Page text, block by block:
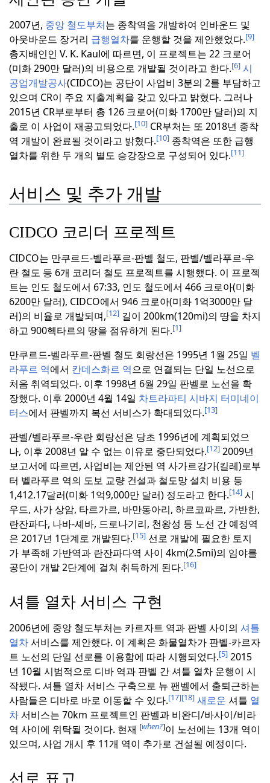
2007년, 중앙 철도부처는 종착역을 개발하여 인바운드 및
아웃바운드 장거리 급행열차를 운행할 것을 제안했었다.[9]
총지배인인 V. K. Kaul에 따르면, 이 프로젝트는 22 크로어
(미화 290만 달러)의 비용으로 개발될 것이라고 한다.[6] 시
공업개발공사(CIDCO)는 공단이 사업비 3분의 2를 부담하고
있으며 CR이 주요 지출계획을 갖고 있다고 밝혔다. 그러나
2015년 CR부로부터 총 126 크로어(미화 1700만 달러)의 지
출로 이 사업이 재공고되었다.[10] CR부처는 또 2018년 종착
역 개발이 완료될 것이라고 밝혔다.[10] 종착역은 또한 급행
열차를 위한 두 개의 별도 승강장으로 구성되어 있다.[11]
서비스 및 추가 개발
CIDCO 코리더 프로젝트
CIDCO는 만쿠르드-벨라푸르-판벨 철도, 판벨/벨라푸르-우
란 철도 등 6개 코리더 철도 프로젝트를 시행했다. 이 프로젝
트는 인도 철도에서 67:33, 인도 철도에서 466 크로아(미화
6200만 달러), CIDCO에서 946 크로아(미화 1억3000만 달
러)의 비율로 개발되며,[12] 길이 200km(120mi)의 땅을 차지
하고 900헥타르의 땅을 점유하게 된다.[1]
만쿠르드-벨라푸르-판벨 철도 회랑선은 1995년 1월 25일 벨
라푸르 역에서 칸데스화르 역으로 연결되는 단일 노선으로
처음 취역되었다. 이후 1998년 6월 29일 판벨로 노선을 확
장했다. 이후 2000년 4월 14일 차트라파티 시바지 터미네이
터스에서 판벨까지 복선 서비스가 확대되었다.[13]
판벨/벨라푸르-우란 회랑선은 당초 1996년에 계획되었으
나, 이후 2008년 알 수 없는 이유로 중단되었다.[12] 2009년
보고서에 따르면, 사업비는 제안된 역 사가르강가(킬레)로부
터 벨라푸르 역의 도보 교량 건설과 철도망 설치 비용 등
1,412.17달러(미화 1억9,000만 달러) 정도라고 한다.[14] 시
우드, 사가 상암, 타르가르, 바만동아리, 하르코파르, 가반한,
란잔파다, 나바-셰바, 드로나기리, 천왕성 등 노선 간 예정역
은 2017년 1단계로 개발된다.[15] 선로 개발에 필요한 토지
가 부족해 가반역과 란잔파다역 사이 4km(2.5mi)의 임야를
공단이 개발 2단계에 걸쳐 취득하게 된다.[16]
셔틀 열차 서비스 구현
2006년에 중앙 철도부처는 카르자트 역과 판벨 사이의 셔틀
열차서비스를 제안했다. 이 계획은 화물열차가 판벨-카르자
트 노선의 단일 선로를 이용함에 따라 시행되었다.[5] 2015
년 10월 시범적으로 디바 역과 판벨 간 셔틀 열차 운행이 시
작됐다. 셔틀 열차 서비스 구축으로 뉴 팬벨에서 출퇴근하는
사람들은 디바로 바로 이동할 수 있다.[17][18] 새로운 셔틀 열
차서비스는 70km 프로젝트인 판벨과 비완디/바사이/비라
역 사이에 위탁될 것이다. 현재 [when?]이 노선에는 13개 역이
있으며, 사업 개시 후 11개 역이 추가로 건설될 예정이다.
선로 표고